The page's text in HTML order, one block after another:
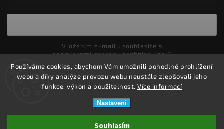
Používáme cookies, abychom Vám umožnili pohodlné prohlížení
webu a díky analýze provozu webu neustále zlepšovali jeho
funkce, výkon a použitelnost. Více informací
Nastavení
Souhlasím
podmínkami ochrany osobních údajů
Přihlásit se
ZDRAVOTNÍ POTŘEBY DRDLOVÁ